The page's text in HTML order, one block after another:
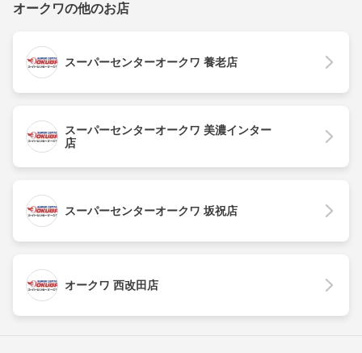
オークワの他のお店
スーパーセンターオークワ 養老店
スーパーセンターオークワ 美濃インター
店
スーパーセンターオークワ 坂祝店
オークワ 西改田店